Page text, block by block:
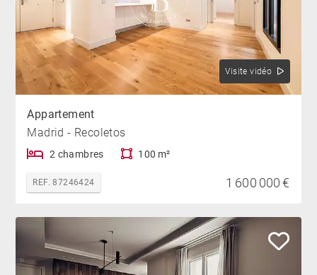
Visite vidéo
Appartement
Madrid - Recoletos
2 chambres 100 m²
REF. 87246424 1 600 000 €